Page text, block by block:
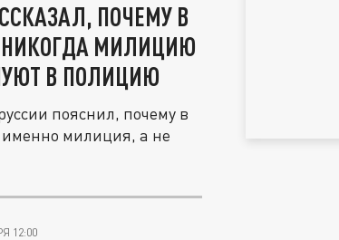
ПОЧЕМУ В
НИКОГДА МИЛИЦИЮ
В ПОЛИЦИЮ
пояснил, почему в
именно милиция, а не
12:00